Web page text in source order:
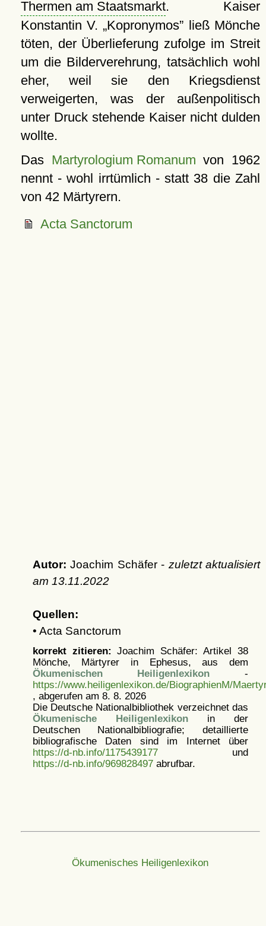
Thermen am Staatsmarkt. Kaiser
Konstantin V. Kopronymos
ließ Mönche
töten, der Überlieferung zufolge im Streit
um die Bilderverehrung, tatsächlich wohl
eher, weil sie den Kriegsdienst
verweigerten, was der außenpolitisch
unter Druck stehende Kaiser nicht dulden
wollte.
Das Martyrologium Romanum von 1962
nennt - wohl irrtümlich - statt 38 die Zahl
von 42 Märtyrern.
Acta Sanctorum
Autor: Joachim Schäfer - zuletzt aktualisiert
am 13.11.2022
Quellen:
• Acta Sanctorum
korrekt zitieren: Joachim Schäfer: Artikel38
Mönche, Märtyrer in Ephesus, aus dem
Ökumenischen Heiligenlexikon -
https://www.heiligenlexikon.de/BiographienM/
, abgerufen am 8. 8. 2026
Die Deutsche Nationalbibliothek verzeichnet das
Ökumenische Heiligenlexikonin der
Deutschen Nationalbibliografie; detaillierte
bibliografische Daten sind im Internet über
https://d-nb.info/1175439177und
https://d-nb.info/969828497abrufbar.
Ökumenisches Heiligenlexikon